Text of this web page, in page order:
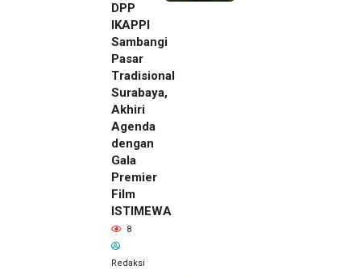
DPP
IKAPPI
Sambangi
Pasar
Tradisional
Surabaya,
Akhiri
Agenda
dengan
Gala
Premier
Film
ISTIMEWA
8
Redaksi